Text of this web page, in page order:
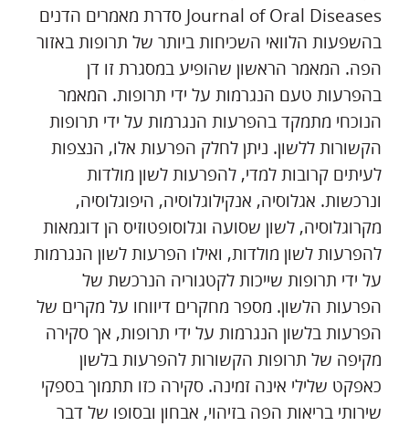
Journal of Oral Diseases סדרת מאמרים הדנים
בהשפעות הלוואי השכיחות ביותר של תרופות באזור
הפה. המאמר הראשון שהופיע במסגרת זו דן
בהפרעות טעם הנגרמות על ידי תרופות. המאמר
הנוכחי מתמקד בהפרעות הנגרמות על ידי תרופות
הקשורות ללשון. ניתן לחלק הפרעות אלו, הנצפות
לעיתים קרובות למדי, להפרעות לשון מולדות
ונרכשות. אגלוסיה, אנקילוגלוסיה, היפוגלוסיה,
מקרוגלוסיה, לשון שסועה וגלוסופטוזיס הן דוגמאות
להפרעות לשון מולדות, ואילו הפרעות לשון הנגרמות
על ידי תרופות שייכות לקטגוריה הנרכשת של
הפרעות הלשון. מספר מחקרים דיווחו על מקרים של
הפרעות בלשון הנגרמות על ידי תרופות, אך סקירה
מקיפה של תרופות הקשורות להפרעות בלשון
כאפקט שלילי אינה זמינה. סקירה כזו תתמוך בספקי
שירותי בריאות הפה בזיהוי, אבחון ובסופו של דבר